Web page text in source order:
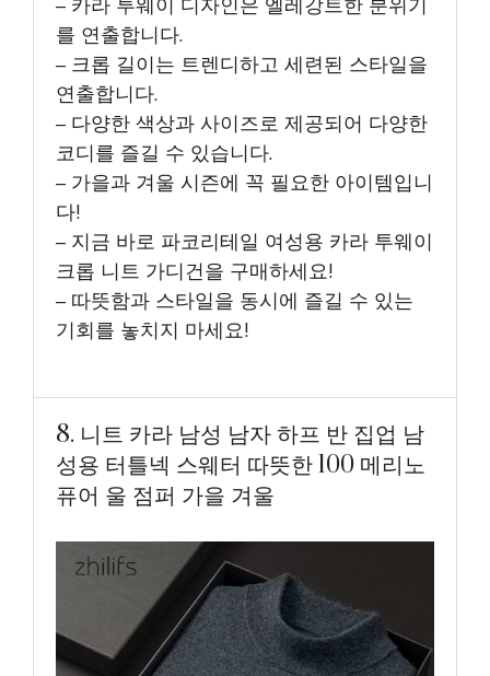
– 카라 투웨이 디자인은 엘레강트한 분위기
를 연출합니다.
– 크롭 길이는 트렌디하고 세련된 스타일을
연출합니다.
– 다양한 색상과 사이즈로 제공되어 다양한
코디를 즐길 수 있습니다.
– 가을과 겨울 시즌에 꼭 필요한 아이템입니
다!
– 지금 바로 파코리테일 여성용 카라 투웨이
크롭 니트 가디건을 구매하세요!
– 따뜻함과 스타일을 동시에 즐길 수 있는
기회를 놓치지 마세요!
8. 니트 카라 남성 남자 하프 반 집업 남
성용 터틀넥 스웨터 따뜻한 100 메리노
퓨어 울 점퍼 가을 겨울